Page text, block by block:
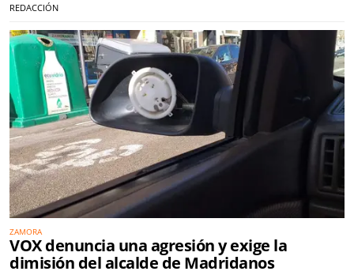
REDACCIÓN
ZAMORA
VOX denuncia una agresión y exige la
dimisión del alcalde de Madridanos